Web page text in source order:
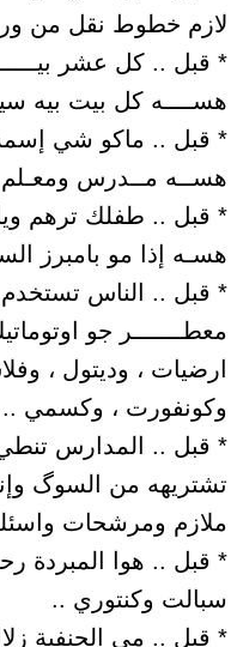
لازم خطوط نقل من وره
* قبل .. كل عشر
هســــه كل بيت بيه
* قبل .. ماكو شي
هســه مــدرس
* قبل .. طفلك ترهم
هسـه إذا مو بامبرز
* قبل .. الناس تستخدم
معطـــــــر جو
ارضيات ، وديتول ،
وكونفورت ، وكسمي ..
* قبل .. المدارس
تشتريهه من السوگ
ملازم ومرشحات
* قبل .. هوا المبردة
سبالت وكنتوري ..
* قبل .. مي الحنفية